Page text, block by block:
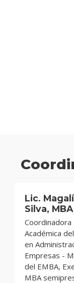
Lic.
Silva, MBA
Coordinadora
Académica
en
Empresas -
del EMBA,
MBA